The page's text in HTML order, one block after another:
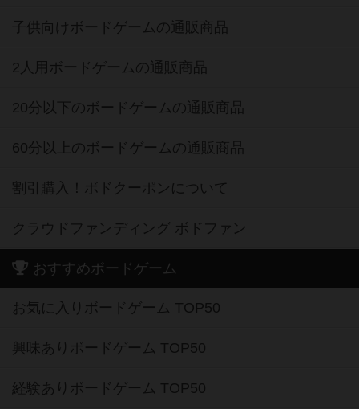
子供向けボードゲームの通販商品
2人用ボードゲームの通販商品
20分以下のボードゲームの通販商品
60分以上のボードゲームの通販商品
割引購入！ボドクーポンについて
クラウドファンディング ボドファン
おすすめボードゲーム
お気に入りボードゲーム TOP50
興味ありボードゲーム TOP50
経験ありボードゲーム TOP50